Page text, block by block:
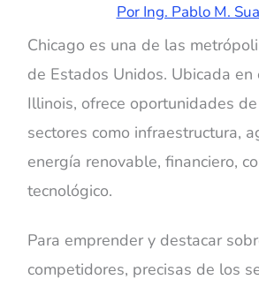
PorIng. Pablo M.
Chicago es una de las
de Estados Unidos. Ubicada
Illinois, ofrece oportunidades
sectores como infraestructura,
energía renovable, financiero,
tecnológico.
Para emprender y destacar
competidores, precisas de los